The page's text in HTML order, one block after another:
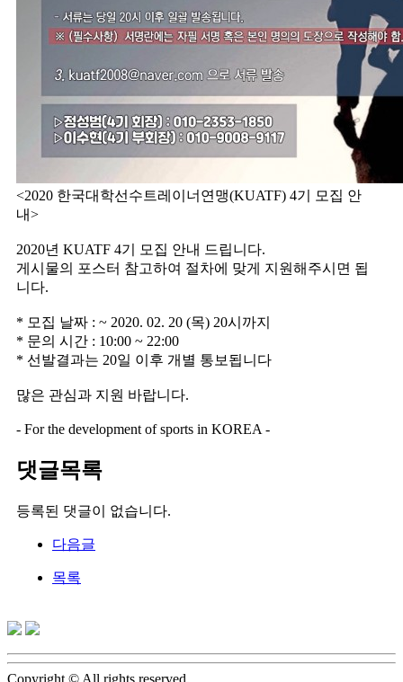
<2020 한국대학선수트레이너연맹(KUATF) 4기 모집 안
내>
2020년 KUATF 4기 모집 안내 드립니다.
게시물의 포스터 참고하여 절차에 맞게 지원해주시면 됩
니다.
* 모집 날짜 : ~ 2020. 02. 20 (목) 20시까지
* 문의 시간 : 10:00 ~ 22:00
* 선발결과는 20일 이후 개별 통보됩니다
많은 관심과 지원 바랍니다.
- For the development of sports in KOREA -
댓글목록
등록된 댓글이 없습니다.
다음글
목록
Copyright © All rights reserved.